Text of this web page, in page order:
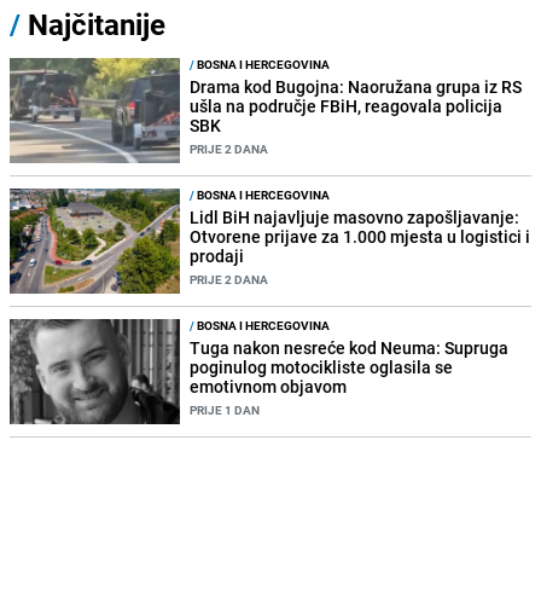
/ Najčitanije
/BOSNA I HERCEGOVINA
Drama kod Bugojna: Naoružana grupa iz RS
ušla na područje FBiH, reagovala policija
SBK
PRIJE 2 DANA
/BOSNA I HERCEGOVINA
Lidl BiH najavljuje masovno zapošljavanje:
Otvorene prijave za 1.000 mjesta u logistici i
prodaji
PRIJE 2 DANA
/BOSNA I HERCEGOVINA
Tuga nakon nesreće kod Neuma: Supruga
poginulog motocikliste oglasila se
emotivnom objavom
PRIJE 1 DAN